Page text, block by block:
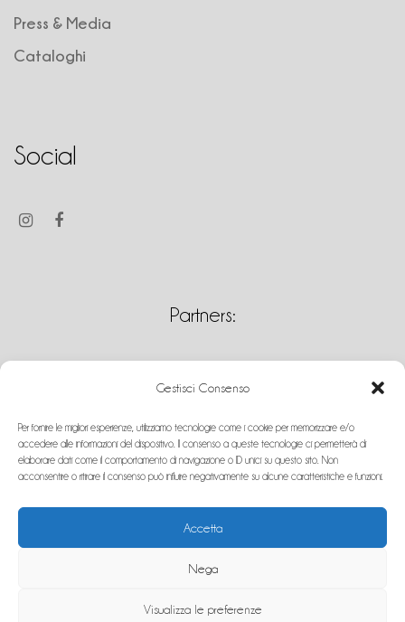
Gestisci Consenso
Per fornire le migliori esperienze, utilizziamo tecnologie come i cookie per memorizzare e/o
accedere alle informazioni del dispositivo. Il consenso a queste tecnologie ci permetterà di
elaborare dati come il comportamento di navigazione o ID unici su questo sito. Non
acconsentire o ritirare il consenso può influire negativamente su alcune caratteristiche e funzioni.
Accetta
Nega
Visualizza le preferenze
Press & Media
Cataloghi
Social
Partners:
Su
Ⓒ Andrea Milia P. iva: 03558210922